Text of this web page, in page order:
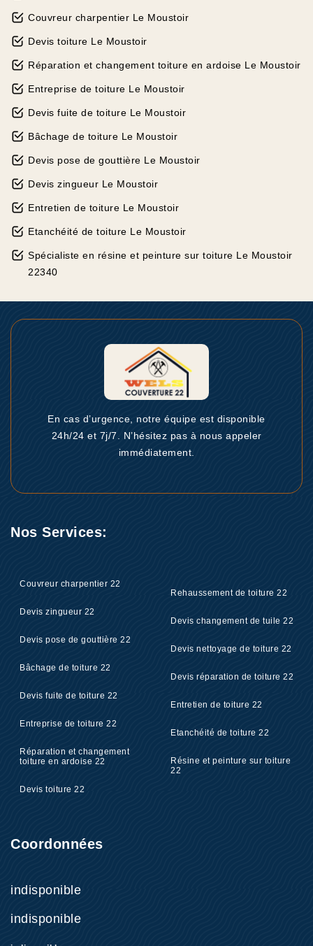
Couvreur charpentier Le Moustoir
Devis toiture Le Moustoir
Réparation et changement toiture en ardoise Le Moustoir
Entreprise de toiture Le Moustoir
Devis fuite de toiture Le Moustoir
Bâchage de toiture Le Moustoir
Devis pose de gouttière Le Moustoir
Devis zingueur Le Moustoir
Entretien de toiture Le Moustoir
Etanchéité de toiture Le Moustoir
Spécialiste en résine et peinture sur toiture Le Moustoir
22340
En cas d’urgence, notre équipe est disponible
24h/24 et 7j/7. N’hésitez pas à nous appeler
immédiatement.
Nos Services:
Couvreur charpentier 22
Devis zingueur 22
Devis pose de gouttière 22
Bâchage de toiture 22
Devis fuite de toiture 22
Entreprise de toiture 22
Réparation et changement
toiture en ardoise 22
Devis toiture 22
Rehaussement de toiture 22
Devis changement de tuile 22
Devis nettoyage de toiture 22
Devis réparation de toiture 22
Entretien de toiture 22
Etanchéité de toiture 22
Résine et peinture sur toiture
22
Coordonnées
indisponible
indisponible